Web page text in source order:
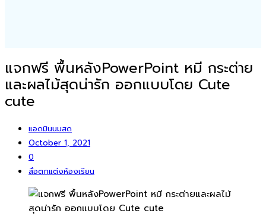
แจกฟรี พื้นหลังPowerPoint หมี กระต่าย
และผลไม้สุดน่ารัก ออกแบบโดย Cute
cute
แอดมินนมสด
October 1, 2021
0
สื่อตกแต่งห้องเรียน